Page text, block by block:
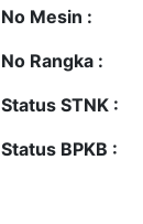
No Mesin :
No Rangka :
Status STNK :
Status BPKB :